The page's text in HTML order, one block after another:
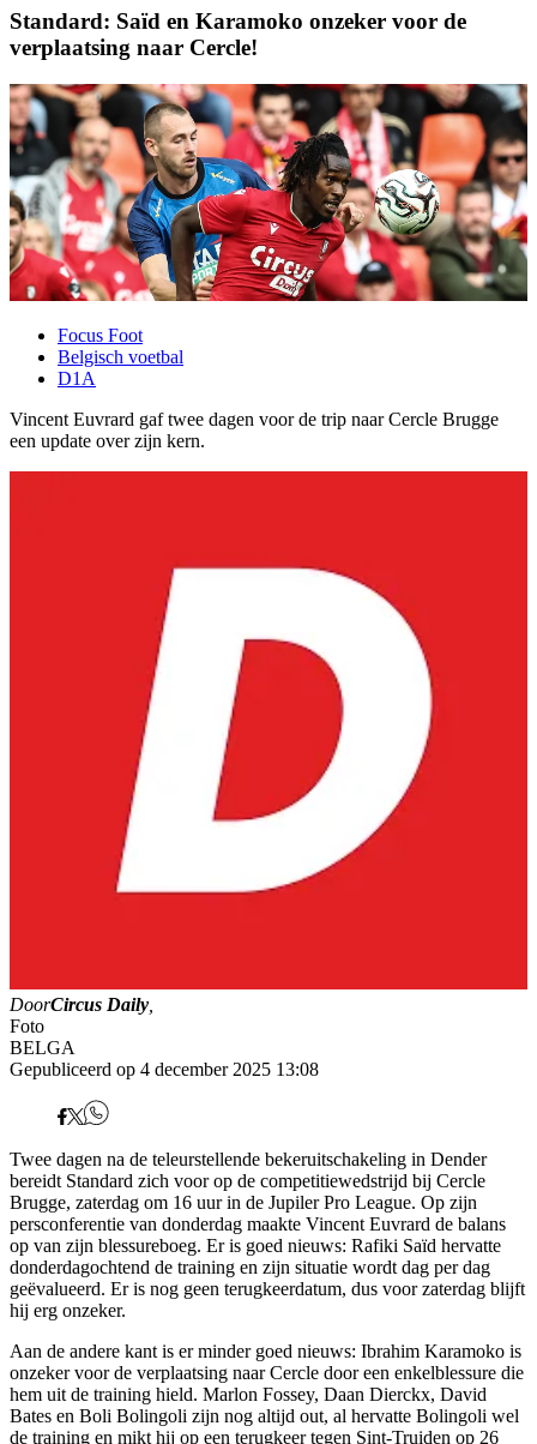
Standard: Saïd en Karamoko onzeker voor de
verplaatsing naar Cercle!
Focus Foot
Belgisch voetbal
D1A
Vincent Euvrard gaf twee dagen voor de trip naar Cercle Brugge
een update over zijn kern.
DoorCircus Daily
Foto
BELGA
Gepubliceerd op 4 december 2025 13:08
Twee dagen na de teleurstellende bekeruitschakeling in Dender
bereidt Standard zich voor op de competitiewedstrijd bij Cercle
Brugge, zaterdag om 16 uur in de Jupiler Pro League. Op zijn
persconferentie van donderdag maakte Vincent Euvrard de balans
op van zijn blessureboeg. Er is goed nieuws: Rafiki Saïd hervatte
donderdagochtend de training en zijn situatie wordt dag per dag
geëvalueerd. Er is nog geen terugkeerdatum, dus voor zaterdag blijft
hij erg onzeker.
Aan de andere kant is er minder goed nieuws: Ibrahim Karamoko is
onzeker voor de verplaatsing naar Cercle door een enkelblessure die
hem uit de training hield. Marlon Fossey, Daan Dierckx, David
Bates en Boli Bolingoli zijn nog altijd out, al hervatte Bolingoli wel
de training en mikt hij op een terugkeer tegen Sint-Truiden op 26